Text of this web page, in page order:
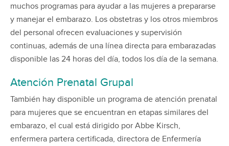
muchos programas para ayudar a las mujeres a prepararse
y manejar el embarazo. Los obstetras y los otros miembros
del personal ofrecen evaluaciones y supervisión
continuas, además de una línea directa para embarazadas
disponible las 24 horas del día, todos los día de la semana.
Atención Prenatal Grupal
También hay disponible un programa de atención prenatal
para mujeres que se encuentran en etapas similares del
embarazo, el cual está dirigido por Abbe Kirsch,
enfermera partera certificada, directora de Enfermería